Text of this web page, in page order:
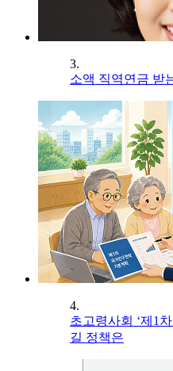
3.
소액 직역연금 받
4.
초고령사회 ‘제1
길 정책은